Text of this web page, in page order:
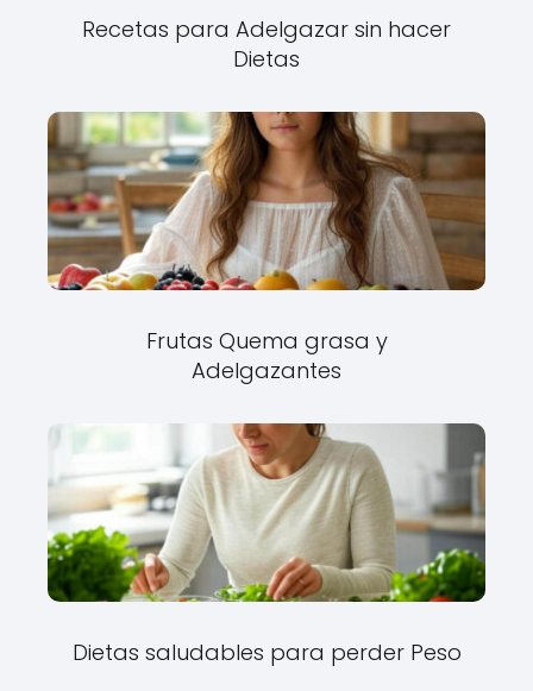
Recetas para Adelgazar sin hacer
Dietas
Frutas Quema grasa y
Adelgazantes
Dietas saludables para perder Peso